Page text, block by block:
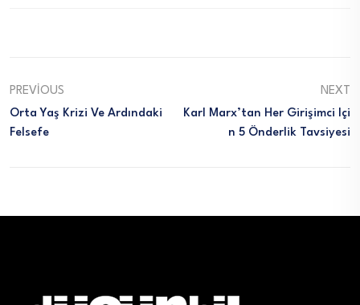
PREVIOUS
Orta Yaş Krizi Ve Ardındaki
Felsefe
NEXT
Karl Marx’tan Her Girişimci Içi
N 5 Önderlik Tavsiyesi